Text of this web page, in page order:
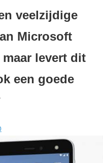
veelzijdige
Microsoft
levert dit
een goede